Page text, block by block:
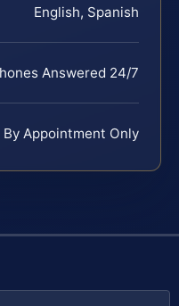
English, Spanish
Answered 24/7
By Appointment Only